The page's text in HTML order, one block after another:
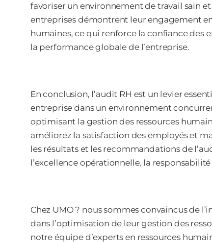
favoriser un environnement de travail sain
entreprises démontrent leur engagement
humaines, ce qui renforce la confiance des
la performance globale de l’entreprise.
En conclusion, l’audit RH est un levier
entreprise dans un environnement
optimisant la gestion des ressources
améliorez la satisfaction des employés et
les résultats et les recommandations de
l’excellence opérationnelle, la
Chez UMO ? nous sommes convaincus de
dans l’optimisation de leur gestion des
notre équipe d’experts en ressources